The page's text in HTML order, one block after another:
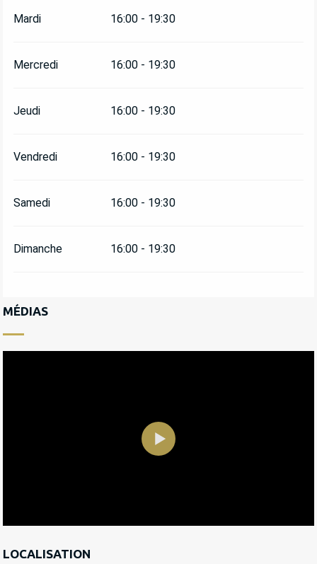
Mardi 16:00 - 19:30
Mercredi 16:00 - 19:30
Jeudi 16:00 - 19:30
Vendredi 16:00 - 19:30
Samedi 16:00 - 19:30
Dimanche 16:00 - 19:30
MÉDIAS
LOCALISATION